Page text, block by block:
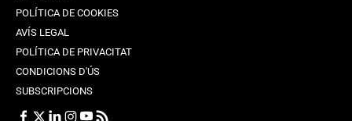
POLÍTICA DE COOKIES
AVÍS LEGAL
POLÍTICA DE PRIVACITAT
CONDICIONS D'ÚS
SUBSCRIPCIONS